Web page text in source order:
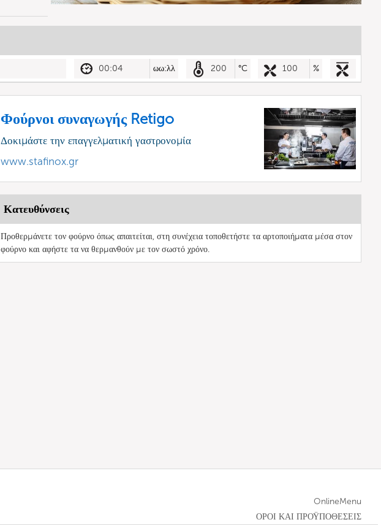
00:04 ωω:λλ 200 °C 100 %
Φούρνοι συναγωγής Retigo
Δοκιμάστε την επαγγελματική γαστρονομία
www.stafinox.gr
Κατευθύνσεις
Προθερμάνετε τον φούρνο όπως απαιτείται, στη συνέχεια τοποθετήστε τα αρτοποιήματα μέσα στον
φούρνο και αφήστε τα να θερμανθούν με τον σωστό χρόνο.
OnlineMenu
ΟΡΟΙ ΚΑΙ ΠΡΟΫΠΟΘΕΣΕΙΣ